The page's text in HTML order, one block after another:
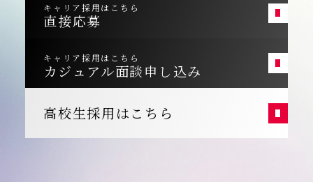
キャリア採用はこちら
直接応募
キャリア採用はこちら
カジュアル面談申し込み
高校生採用はこちら